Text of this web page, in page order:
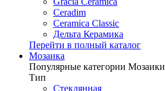
Ceradim
Ceramica Classic
Дельта Керамика
Перейти в полный каталог
Мозаика
Популярные категории Мозаики
Тип
Стеклянная